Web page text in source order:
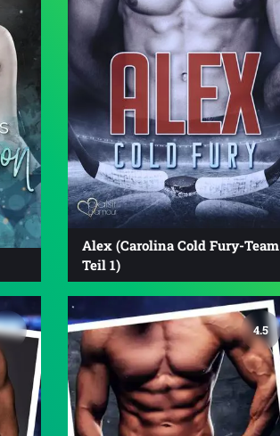
Alex (Carolina Cold Fury-Team
Teil 1)
4.5